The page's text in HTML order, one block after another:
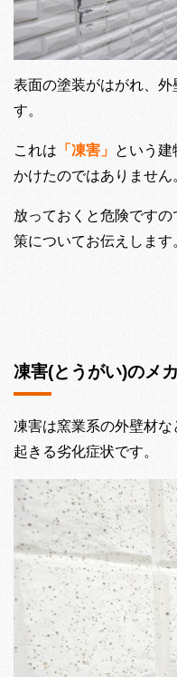
表面の塗装がはがれ、
す。
これは 「凍害」 という
かけたのではありません
放っておくと危険です
策についてお伝えします
凍害(とうがい)のメ
凍害は窯業系の外壁材
起きる劣化症状です。